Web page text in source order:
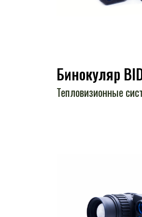
Бинокуляр
Тепловизионные